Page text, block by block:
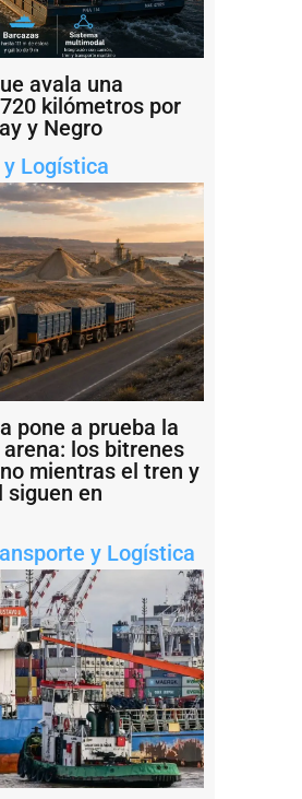
avala una
kilómetros por
y Negro
Logística
pone a prueba la
los bitrenes
mientras el tren y
siguen en
y Logística